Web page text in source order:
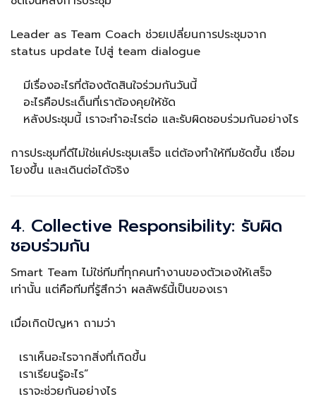
Leader as Team Coach ช่วยเปลี่ยนการประชุมจาก
status update ไปสู่ team dialogue
มีเรื่องอะไรที่ต้องตัดสินใจร่วมกันวันนี้
อะไรคือประเด็นที่เราต้องคุยให้ชัด
หลังประชุมนี้ เราจะทำอะไรต่อ และรับผิดชอบร่วมกันอย่างไร
การประชุมที่ดีไม่ใช่แค่ประชุมเสร็จ แต่ต้องทำให้ทีมชัดขึ้น เชื่อม
โยงขึ้น และเดินต่อได้จริง
4. Collective Responsibility: รับผิด
ชอบร่วมกัน
Smart Team ไม่ใช่ทีมที่ทุกคนทำงานของตัวเองให้เสร็จ
เท่านั้น แต่คือทีมที่รู้สึกว่า ผลลัพธ์นี้เป็นของเรา
เมื่อเกิดปัญหา ถามว่า
เราเห็นอะไรจากสิ่งที่เกิดขึ้น
เราเรียนรู้อะไร”
เราจะช่วยกันอย่างไร